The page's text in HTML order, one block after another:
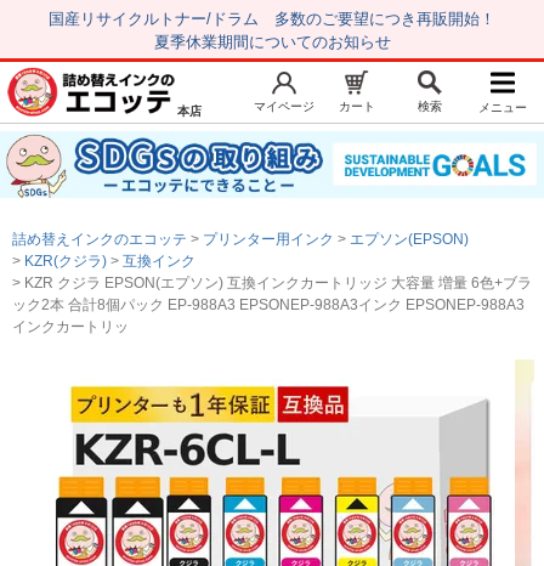
国産リサイクルトナー/ドラム 多数のご要望につき再販開始！
夏季休業期間についてのお知らせ
新規会員登録 マイページ
トップページ お気に入り
注文履歴 レビュー履歴
はじめての方へ
初心者用セット
キャノンインク
エプソンインク
ブラザーインク
詰め替えインク
本店 マイページ カート 検索 メニュー
詰め替えインクのエコッテ プリンター用インク
エプソン(EPSON)
KZR(クジラ)
互換インク
KZR クジラ EPSON(エプソン) 互換インクカートリッジ 大容量 増量 6色+ブラ
ック2本 合計8個パック EP-988A3 EPSONEP-988A3インク EPSONEP-988A3
インクカートリッ